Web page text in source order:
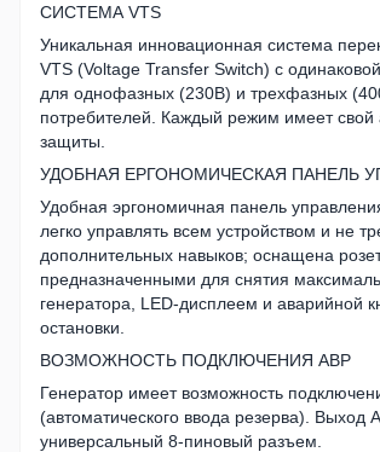
СИСТЕМА VTS
Уникальная инновационная система
VTS (Voltage Transfer Switch) с
для однофазных (230В) и трехфазных
потребителей. Каждый режим имеет свой
защиты.
УДОБНАЯ ЕРГОНОМИЧЕСКАЯ ПАНЕЛЬ
Удобная эргономичная панель
легко управлять всем устройством и не
дополнительных навыков; оснащена
предназначенными для снятия
генератора, LED-дисплеем и аварийной
остановки.
ВОЗМОЖНОСТЬ ПОДКЛЮЧЕНИЯ АВР
Генератор имеет возможность
(автоматического ввода резерва). Выход
универсальный 8-пиновый разъем.